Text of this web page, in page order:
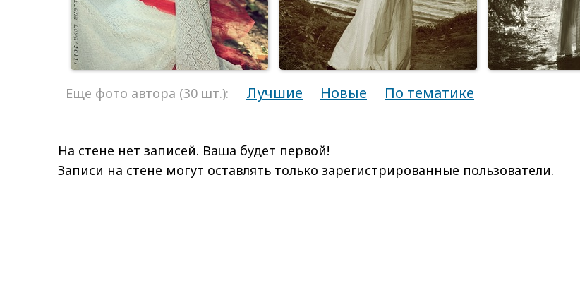
Еще фото автора (30 шт.): Лучшие Новые По тематике
На стене нет записей. Ваша будет первой!
Записи на стене могут оставлять только зарегистрированные пользователи.